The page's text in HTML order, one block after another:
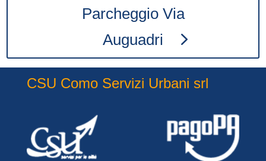
Parcheggio Via
Auguadri
CSU Como Servizi Urbani srl